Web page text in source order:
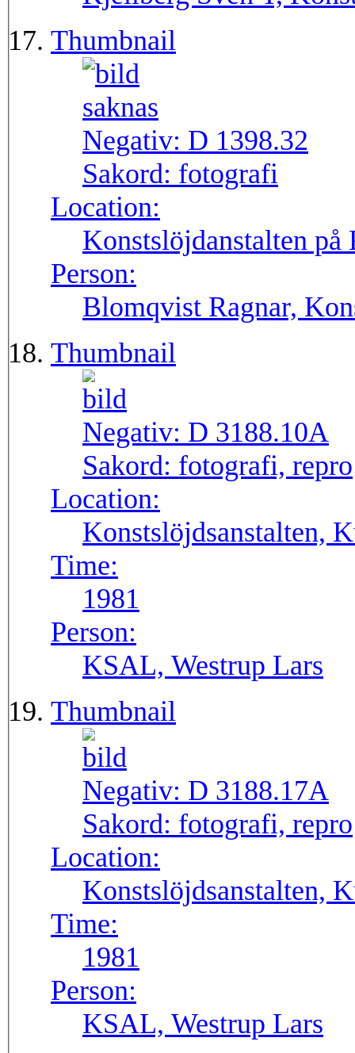
Thumbnail
Negativ: D 1398.32
Sakord: fotografi
Location:
Konstslöjdanstalten
Person:
Blomqvist Ragnar,
Thumbnail
Negativ: D 3188.10A
Sakord: fotografi, repro
Location:
Konstslöjdsanstalten,
Time:
1981
Person:
KSAL, Westrup Lars
Thumbnail
Negativ: D 3188.17A
Sakord: fotografi, repro
Location:
Konstslöjdsanstalten,
Time:
1981
Person:
KSAL, Westrup Lars